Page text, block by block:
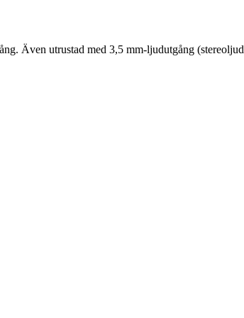
Även utrustad med 3,5 mm-ljudutgång